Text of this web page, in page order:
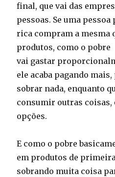
final, que vai das
pessoas. Se uma pessoa
rica compram a mesma
produtos, como o pobre
vai gastar
ele acaba pagando
sobrar nada, enquanto
consumir outras
opções.
E como o pobre
em produtos de
sobrando muita coisa